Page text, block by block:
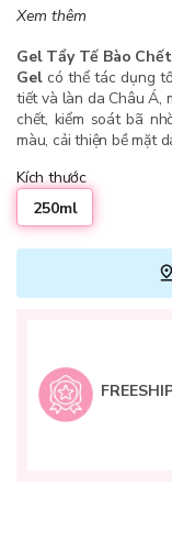
Xem thêm
Gel Tẩy Tế Bào
Gelcó thể tác dụng
tiết và làn da Châu Á,
chết, kiểm soát bã
màu, cải thiện bề mặt
Kích thước
250ml